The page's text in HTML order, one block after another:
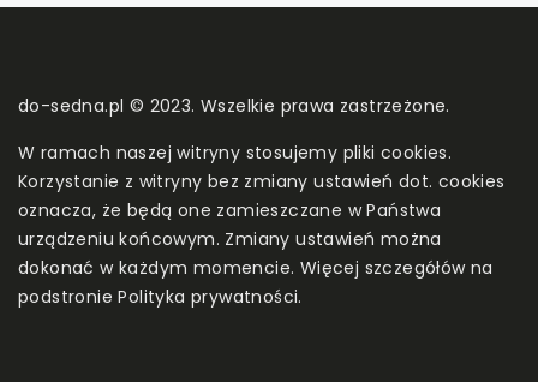
do-sedna.pl © 2023. Wszelkie prawa zastrzeżone.
W ramach naszej witryny stosujemy pliki cookies.
Korzystanie z witryny bez zmiany ustawień dot. cookies
oznacza, że będą one zamieszczane w Państwa
urządzeniu końcowym. Zmiany ustawień można
dokonać w każdym momencie. Więcej szczegółów na
podstroniePolityka prywatności.